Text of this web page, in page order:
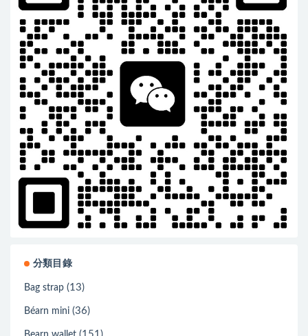
分類目錄
Bag strap (13)
Béarn mini (36)